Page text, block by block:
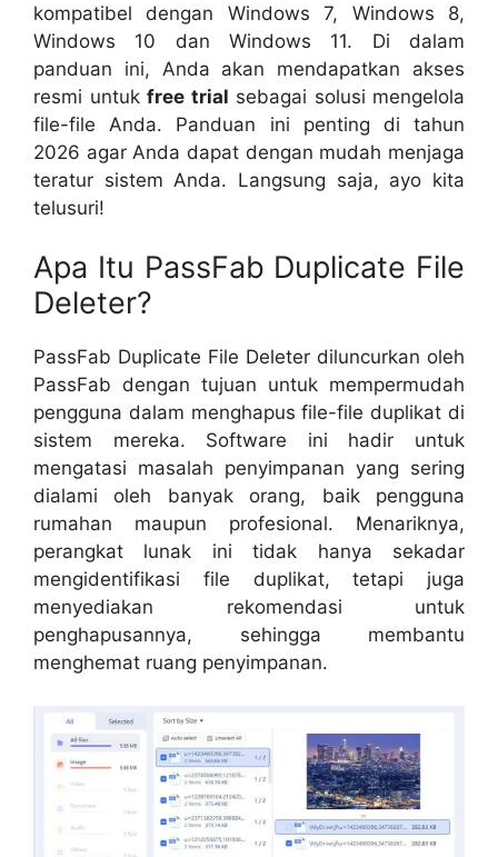
kompatibel dengan Windows 7, Windows 8,
Windows 10 dan Windows 11. Di dalam
panduan ini, Anda akan mendapatkan akses
resmi untuk free trial sebagai solusi mengelola
file-file Anda. Panduan ini penting di tahun
2026 agar Anda dapat dengan mudah menjaga
teratur sistem Anda. Langsung saja, ayo kita
telusuri!
Apa Itu PassFab Duplicate File
Deleter?
PassFab Duplicate File Deleter diluncurkan oleh
PassFab dengan tujuan untuk mempermudah
pengguna dalam menghapus file-file duplikat di
sistem mereka. Software ini hadir untuk
mengatasi masalah penyimpanan yang sering
dialami oleh banyak orang, baik pengguna
rumahan maupun profesional. Menariknya,
perangkat lunak ini tidak hanya sekadar
mengidentifikasi file duplikat, tetapi juga
menyediakan rekomendasi untuk
penghapusannya, sehingga membantu
menghemat ruang penyimpanan.